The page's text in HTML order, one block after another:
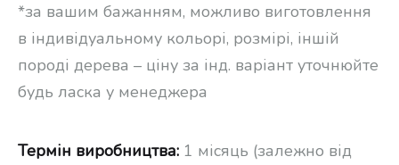
*за вашим бажанням, можливо виготовлення
в індивідуальному кольорі, розмірі, іншій
породі дерева – ціну за інд. варіант уточнюйте
будь ласка у менеджера
Термін виробництва: 1 місяць (залежно від